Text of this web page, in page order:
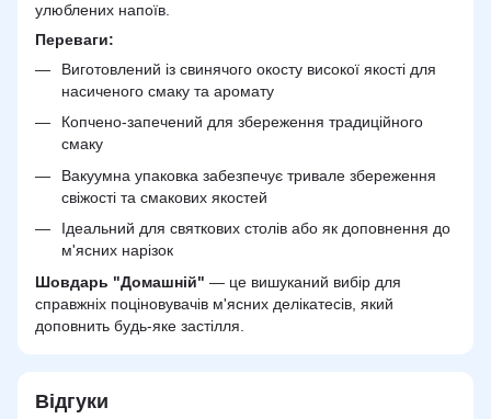
улюблених напоїв.
Переваги:
Виготовлений із свинячого окосту високої якості для
насиченого смаку та аромату
Копчено-запечений для збереження традиційного
смаку
Вакуумна упаковка забезпечує тривале збереження
свіжості та смакових якостей
Ідеальний для святкових столів або як доповнення до
м'ясних нарізок
Шовдарь "Домашній" — це вишуканий вибір для
справжніх поціновувачів м'ясних делікатесів, який
доповнить будь-яке застілля.
Відгуки